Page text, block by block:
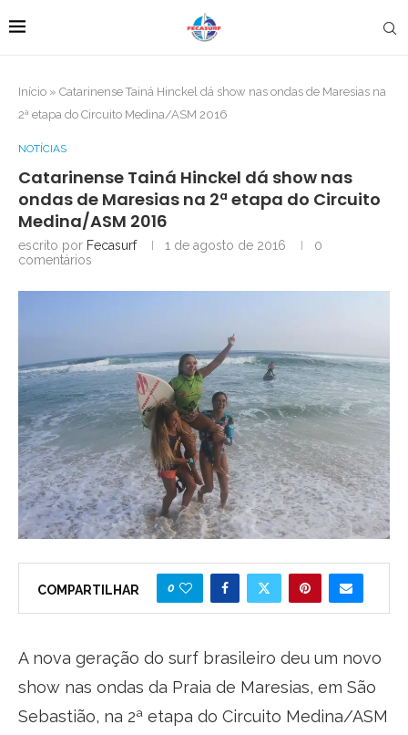
Início » Catarinense Tainá Hinckel dá show nas ondas de Maresias na
2ª etapa do Circuito Medina/ASM 2016
NOTÍCIAS
Catarinense Tainá Hinckel dá show nas
ondas de Maresias na 2ª etapa do Circuito
Medina/ASM 2016
escrito por Fecasurf 1 de agosto de 2016
0
comentários
COMPARTILHAR 0
A nova geração do surf brasileiro deu um novo
show nas ondas da Praia de Maresias, em São
Sebastião, na 2ª etapa do Circuito Medina/ASM